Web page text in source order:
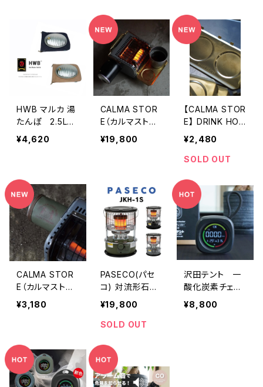
HWB マルカ 湯
たんぽ 2.5L
オール熱源直火
対応
¥4,620
CALMA STOR
E（カルマストア）
SHANK HEATE
R 25’MODEL
¥19,800
【CALMA STOR
E】 DRINK HOL
DER for SHAN
K HEATER / B
RASS SH-
¥2,480
SOLD OUT
CALMA STOR
E（カルマストア）
GAS CYLINDE
R COVER
¥3,180
PASECO(パセ
コ) 対流形石油
ストーブ JKH-1
¥19,800
SOLD OUT
沢田テント 一
酸化炭素チェッ
カー（ショップ限
定商品）
¥8,800